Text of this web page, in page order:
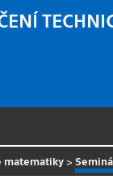
matematiky>